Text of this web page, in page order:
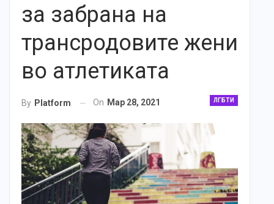
за забрана на
трансродовите жени
во атлетиката
ЛГБТИ
By Platform On Мар 28, 2021